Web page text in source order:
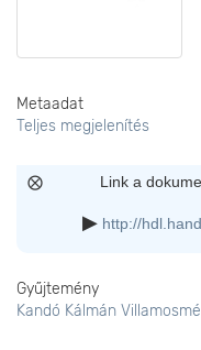
Metaadat
Teljes megjelenítés
Link a
http://
Gyűjtemény
Kandó Kálmán